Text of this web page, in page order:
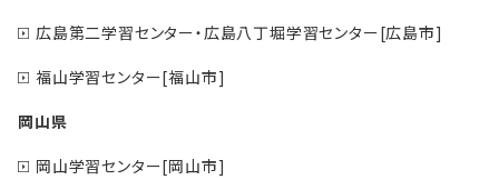
広島第二学習センター・広島八丁堀学習センター[広島市]
福山学習センター[福山市]
岡山県
岡山学習センター[岡山市]